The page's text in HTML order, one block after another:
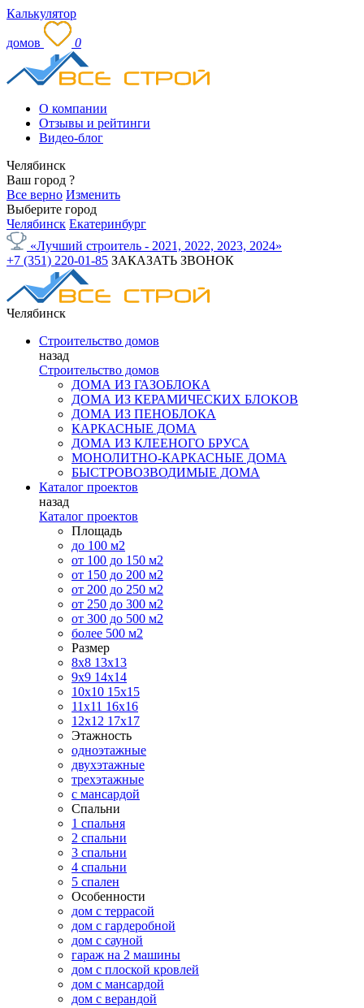
Калькулятор
домов 0
О компании
Отзывы и рейтинги
Видео-блог
Челябинск
Ваш город ?
Все верно Изменить
Выберите город
Челябинск Екатеринбург
«Лучший строитель - 2021, 2022, 2023, 2024»
+7 (351) 220-01-85 ЗАКАЗАТЬ ЗВОНОК
Челябинск
Строительство домов
назад
Строительство домов
ДОМА ИЗ ГАЗОБЛОКА
ДОМА ИЗ КЕРАМИЧЕСКИХ БЛОКОВ
ДОМА ИЗ ПЕНОБЛОКА
КАРКАСНЫЕ ДОМА
ДОМА ИЗ КЛЕЕНОГО БРУСА
МОНОЛИТНО-КАРКАСНЫЕ ДОМА
БЫСТРОВОЗВОДИМЫЕ ДОМА
Каталог проектов
назад
Каталог проектов
Площадь
до 100 м2
от 100 до 150 м2
от 150 до 200 м2
от 200 до 250 м2
от 250 до 300 м2
от 300 до 500 м2
более 500 м2
Размер
8х8 13х13
9х9 14х14
10х10 15х15
11x11 16х16
12х12 17х17
Этажность
одноэтажные
двухэтажные
трехэтажные
с мансардой
Спальни
1 спальня
2 спальни
3 спальни
4 спальни
5 спален
Особенности
дом с террасой
дом с гардеробной
дом с сауной
гараж на 2 машины
дом с плоской кровлей
дом с мансардой
дом с верандой